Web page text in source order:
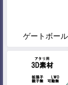
ゲートボー